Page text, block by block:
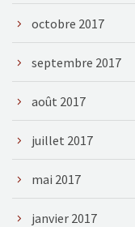
octobre 2017
septembre 2017
août 2017
juillet 2017
mai 2017
janvier 2017